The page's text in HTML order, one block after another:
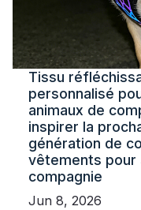
Tissu
personnalisé
animaux de
inspirer la
génération de
vêtements pour
compagnie
Jun 8, 2026